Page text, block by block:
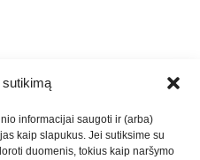
informacijai saugoti ir (arba)
kaip slapukus. Jei sutiksime su
duomenis, tokius kaip naršymo